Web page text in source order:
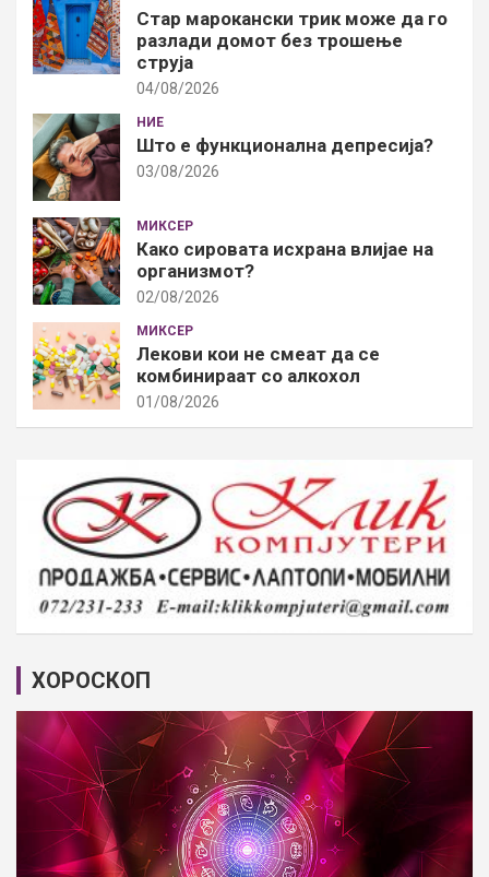
Стар марокански трик може да го
разлади домот без трошење
струја
04/08/2026
НИЕ
Што е функционална депресија?
03/08/2026
МИКСЕР
Како сировата исхрана влијае на
организмот?
02/08/2026
МИКСЕР
Лекови кои не смеат да се
комбинираат со алкохол
01/08/2026
ХОРОСКОП